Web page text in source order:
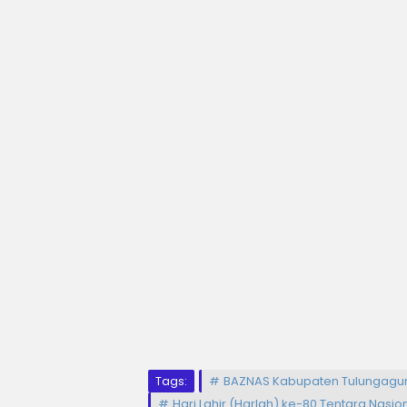
Tags:
BAZNAS Kabupaten